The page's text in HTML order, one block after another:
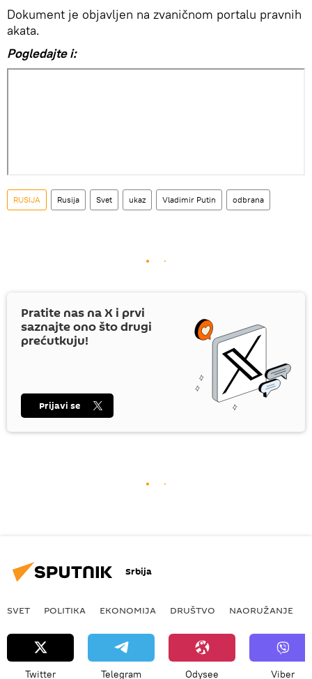
Dokument je objavljen na zvaničnom portalu pravnih
akata.
Pogledajte i:
RUSIJA Rusija Svet ukaz Vladimir Putin odbrana
Pratite nas naX i prvi
saznajte ono što drugi
prećutkuju!
Prijavi se
Srbija
SVET POLITIKA EKONOMIJA DRUŠTVO NAORUŽANJE
Twitter Telegram Odysee Viber